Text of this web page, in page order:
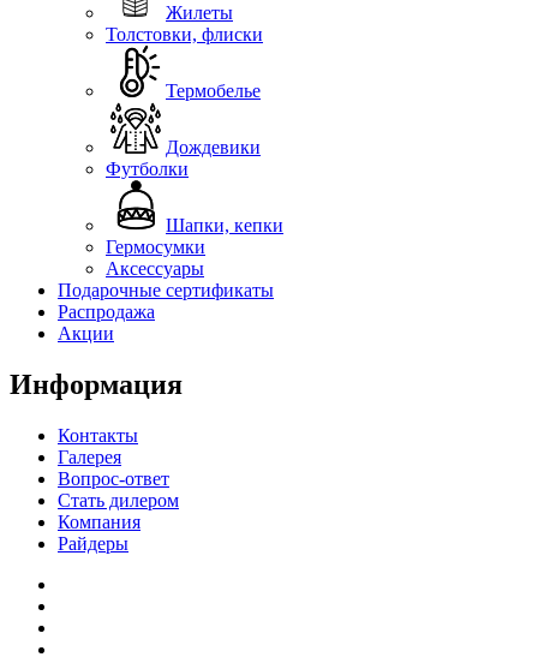
Жилеты
Толстовки, флиски
Термобелье
Дождевики
Футболки
Шапки, кепки
Гермосумки
Аксессуары
Подарочные сертификаты
Распродажа
Акции
Информация
Контакты
Галерея
Вопрос-ответ
Стать дилером
Компания
Райдеры